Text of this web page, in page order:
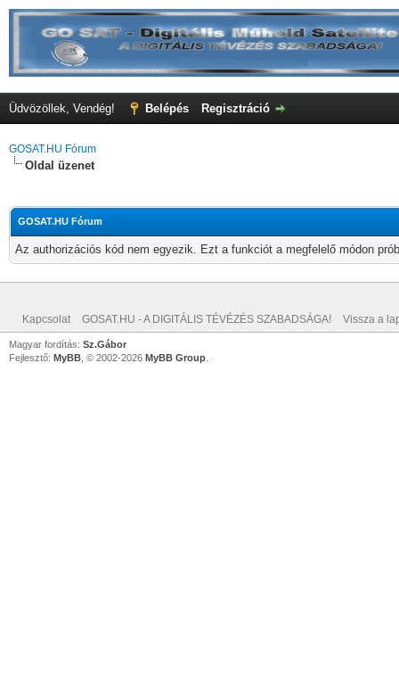
Üdvözöllek, Vendég! Belépés Regisztráció
GOSAT.HU Fórum
Oldal üzenet
GOSAT.HU Fórum
Az authorizációs kód nem egyezik. Ezt a funkciót a megfelelő módon
Kapcsolat GOSAT.HU - A DIGITÁLIS TÉVÉZÉS SZABADSÁGA! Vissza a
Magyar fordítás: Sz.Gábor
Fejlesztő: MyBB , © 2002-2026 MyBB Group